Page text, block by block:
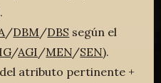
/DBM /DBS según el
/AGI /MEN/SEN).
atributo pertinente +